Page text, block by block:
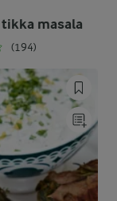
masala
(194)